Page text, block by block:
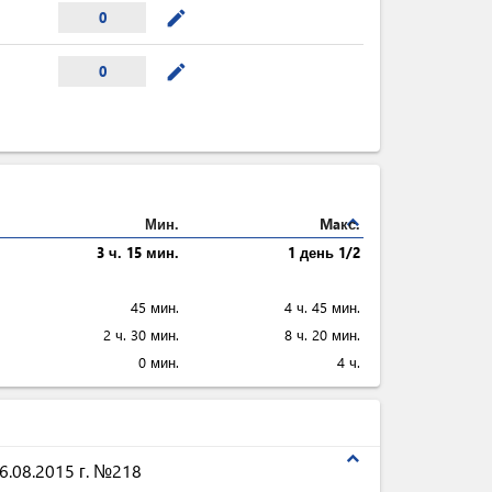
0 mode_edit
0 mode_edit
expand_less
Мин.
Maкс.
3 ч. 15 мин.
1 день 1/2
45 мин.
4 ч. 45 мин.
2 ч. 30 мин.
8 ч. 20 мин.
0 мин. 4 ч.
expand_less
г. №218